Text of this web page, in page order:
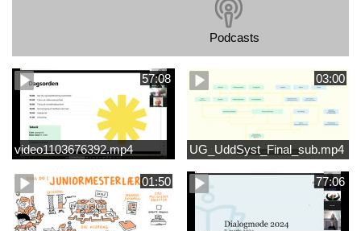
Podcasts
57:08
video1103676392.mp4
03:00
UG_UddSyst_Final_sub.mp4
01:50 77:06